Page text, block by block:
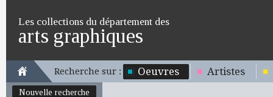
Les collections du département des
arts graphiques
Recherche sur : Oeuvres Artistes
Nouvelle recherche